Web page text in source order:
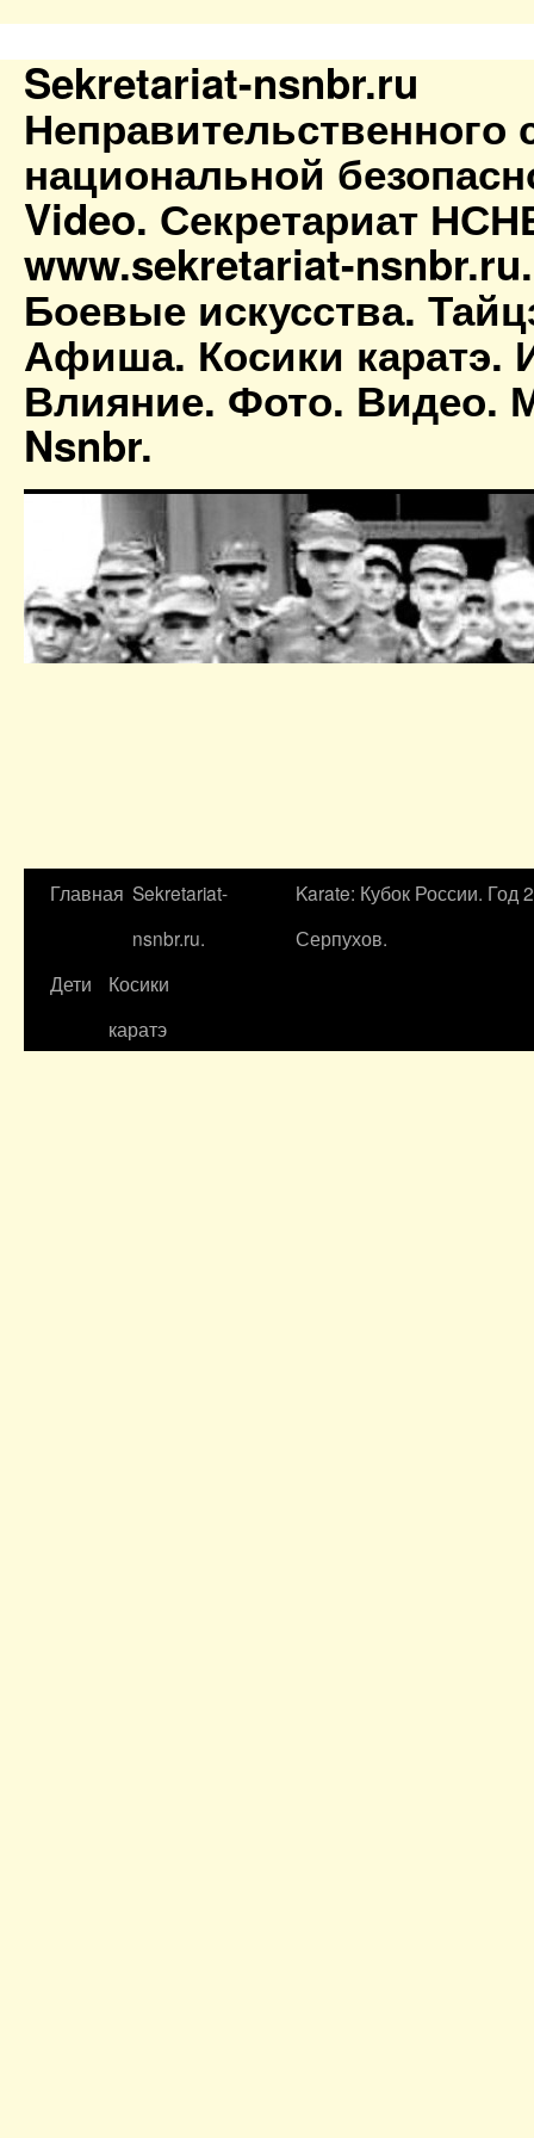
Sekretariat-nsnbr.ru
Неправительственного
национальной
Video. Секретариат
www.sekretariat-
Боевые искусства.
Афиша. Косики каратэ.
Влияние. Фото. Видео.
Nsnbr.
Главная Sekretariat-
nsnbr.ru.
Karate: Кубок России. Год
Серпухов.
Дети
Косики
каратэ